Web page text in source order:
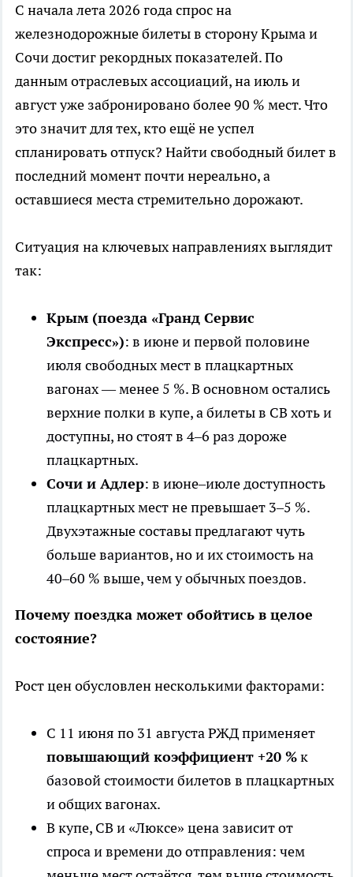
С начала лета 2026 года спрос на
железнодорожные билеты в сторону Крыма и
Сочи достиг рекордных показателей. По
данным отраслевых ассоциаций, на июль и
август уже забронировано более 90 % мест. Что
это значит для тех, кто ещё не успел
спланировать отпуск? Найти свободный билет в
последний момент почти нереально, а
оставшиеся места стремительно дорожают.
Ситуация на ключевых направлениях выглядит
так:
Крым (поезда «Гранд Сервис
Экспресс»): в июне и первой половине
июля свободных мест в плацкартных
вагонах — менее 5 %. В основном остались
верхние полки в купе, а билеты в СВ хоть и
доступны, но стоят в 4–6 раз дороже
плацкартных.
Сочи и Адлер: в июне–июле доступность
плацкартных мест не превышает 3–5 %.
Двухэтажные составы предлагают чуть
больше вариантов, но и их стоимость на
40–60 % выше, чем у обычных поездов.
Почему поездка может обойтись в целое
состояние?
Рост цен обусловлен несколькими факторами:
С 11 июня по 31 августа РЖД применяет
повышающий коэффициент +20 %к
базовой стоимости билетов в плацкартных
и общих вагонах.
В купе, СВ и «Люксе» цена зависит от
спроса и времени до отправления: чем